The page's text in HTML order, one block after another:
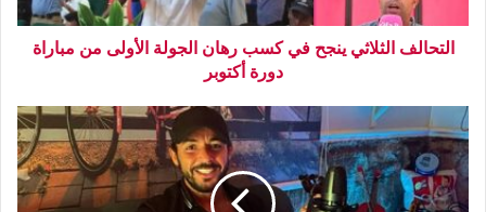
التحالف الثلاثي ينجح في كسب رهان الجولة الأولى من مباراة
دورة أكتوبر